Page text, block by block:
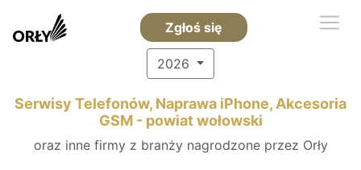
Zgłoś się
2026
Serwisy Telefonów, Naprawa iPhone, Akcesoria
GSM - powiat wołowski
oraz inne firmy z branży nagrodzone przez Orły